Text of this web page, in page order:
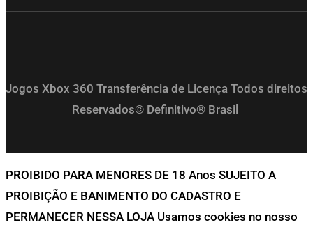
Jogos Xbox 360 Transferência de Licença Todos direitos
Reservados© Definitivo® Brasil
PROIBIDO PARA MENORES DE 18 Anos SUJEITO A
PROIBIÇÃO E BANIMENTO DO CADASTRO E
PERMANECER NESSA LOJA Usamos cookies no nosso